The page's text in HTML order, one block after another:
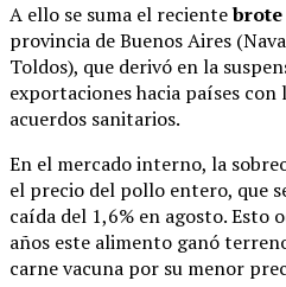
A ello se suma el recientebrote
provincia de Buenos Aires
Toldos), que derivó en la
exportaciones hacia países
acuerdos sanitarios.
En el mercado interno, la
el precio del pollo entero, que
caída del 1,6% en agosto. Esto
años este alimento ganó
carne vacuna por su menor